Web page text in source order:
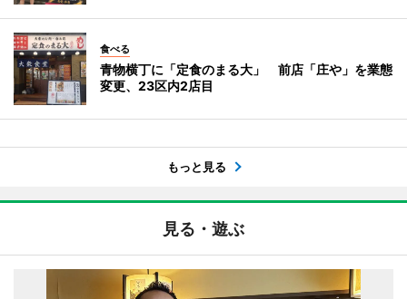
食べる
青物横丁に「定食のまる大」 前店「庄や」を業態
変更、23区内2店目
もっと見る
見る・遊ぶ